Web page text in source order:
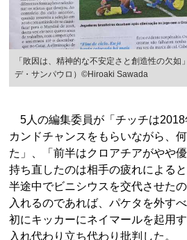
「敗因は、精神的な不安定さと創造性の欠如
デ・サンパウロ）©Hiroaki Sawada
5人の編集委員が「チッチは2018
カンドチャンスをもらいながら、
た」、「前半はクロアチアがやや
持ち直したのは相手の疲れによる
半途中でビニシウスを交代させた
入れるのであれば、パケタを外す
初にキッカーにネイマールを起用
入れ代わり立ち代わり批判した。